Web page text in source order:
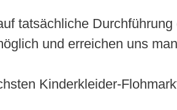
tatsächliche
und erreichen uns
Kinderkleider-